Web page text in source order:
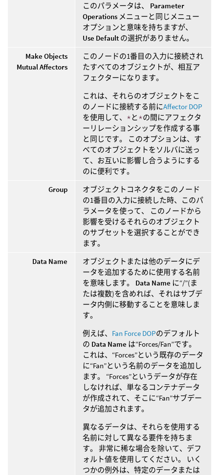
このパラメータは、 Parameter
Operations メニューと同じメニュー
オプションと意味を持ちますが、
Use Default の選択がありません。
Make Objects
Mutual Affectors
このノードの1番目の入力に接続され
たすべてのオブジェクトが、相互ア
フェクターになります。
これは、それらのオブジェクトをこ
のノードに接続する前にAffector DOP
を使用して、 *と *の間にアフェクタ
ーリレーションシップを作成する事
と同じです。 このオプションは、す
べてのオブジェクトをソルバに送っ
て、お互いに影響し合うようにする
のに便利です。
Group
オブジェクトコネクタをこのノード
の1番目の入力に接続した時、このパ
ラメータを使って、 このノードから
影響を受けるそれらのオブジェクト
のサブセットを選択することができ
ます。
Data Name
オブジェクトまたは他のデータにデ
ータを追加するために使用する名前
を意味します。 Data Name に“/”(ま
たは複数)を含めれば、それはサブデ
ータ内側に移動することを意味しま
す。
例えば、 Fan Force DOPのデフォルト
の Data Name は“Forces/Fan”です。
これは、“Forces”という既存のデータ
に“Fan”という名前のデータを追加し
ます。 “Forces”というデータが存在
しなければ、単なるコンテナデータ
が作成されて、そこに“Fan”サブデー
タが追加されます。
異なるデータは、それらを使用する
名前に対して異なる要件を持ちま
す。 非常に稀な場合を除いて、デフ
ォルト値を使用してください。 いく
つかの例外は、特定のデータまたは